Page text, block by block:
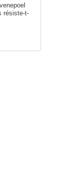
résiste-t-